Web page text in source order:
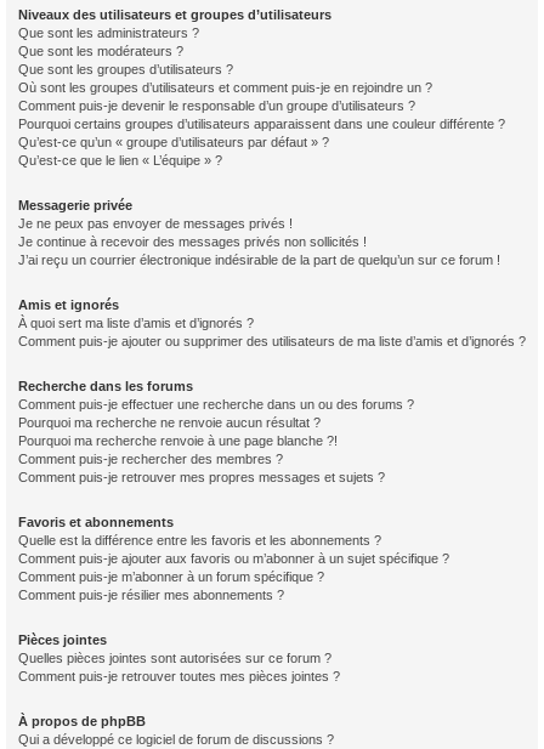
Niveaux des utilisateurs et groupes d’utilisateurs
Que sont les administrateurs ?
Que sont les modérateurs ?
Que sont les groupes d’utilisateurs ?
Où sont les groupes d’utilisateurs et comment puis-je en rejoindre un ?
Comment puis-je devenir le responsable d’un groupe d’utilisateurs ?
Pourquoi certains groupes d’utilisateurs apparaissent dans une couleur différente ?
Qu’est-ce qu’un « groupe d’utilisateurs par défaut » ?
Qu’est-ce que le lien « L’équipe » ?
Messagerie privée
Je ne peux pas envoyer de messages privés !
Je continue à recevoir des messages privés non sollicités !
J’ai reçu un courrier électronique indésirable de la part de quelqu’un sur ce forum !
Amis et ignorés
À quoi sert ma liste d’amis et d’ignorés ?
Comment puis-je ajouter ou supprimer des utilisateurs de ma liste d’amis et d’ignorés ?
Recherche dans les forums
Comment puis-je effectuer une recherche dans un ou des forums ?
Pourquoi ma recherche ne renvoie aucun résultat ?
Pourquoi ma recherche renvoie à une page blanche ?!
Comment puis-je rechercher des membres ?
Comment puis-je retrouver mes propres messages et sujets ?
Favoris et abonnements
Quelle est la différence entre les favoris et les abonnements ?
Comment puis-je ajouter aux favoris ou m’abonner à un sujet spécifique ?
Comment puis-je m’abonner à un forum spécifique ?
Comment puis-je résilier mes abonnements ?
Pièces jointes
Quelles pièces jointes sont autorisées sur ce forum ?
Comment puis-je retrouver toutes mes pièces jointes ?
À propos de phpBB
Qui a développé ce logiciel de forum de discussions ?